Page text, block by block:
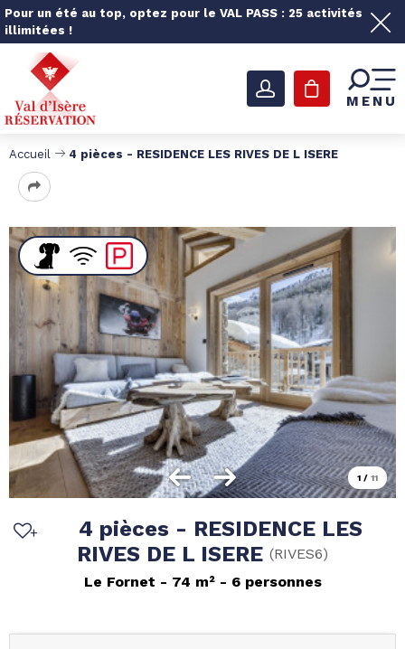
Pour un été au top, optez pour le VAL PASS : 25 activités
illimitées !
MENU
Accueil 4 pièces - RESIDENCE LES RIVES DE L ISERE
1 / 11
4 pièces - RESIDENCE LES
RIVES DE L ISERE (RIVES6)
Le Fornet
74 m² 6 personnes